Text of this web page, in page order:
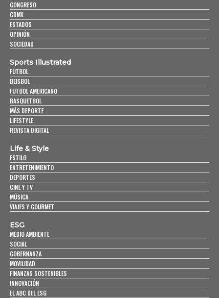
CONGRESO
CDMX
ESTADOS
OPINIÓN
SOCIEDAD
Sports Illustrated
FUTBOL
BEISBOL
FUTBOL AMERICANO
BASQUETBOL
MÁS DEPORTE
LIFESTYLE
REVISTA DIGITAL
Life & Style
ESTILO
ENTRETENIMIENTO
DEPORTES
CINE Y TV
MÚSICA
VIAJES Y GOURMET
ESG
MEDIO AMBIENTE
SOCIAL
GOBERNANZA
MOVILIDAD
FINANZAS SOSTENIBLES
INNOVACIÓN
EL ABC DEL ESG